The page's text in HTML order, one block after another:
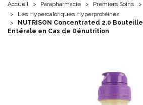
Accueil Parapharmacie Premiers Soins
Les Hypercaloriques Hyperprotéinés
NUTRISON Concentrated 2.0
Entérale en Cas de Dénutrition